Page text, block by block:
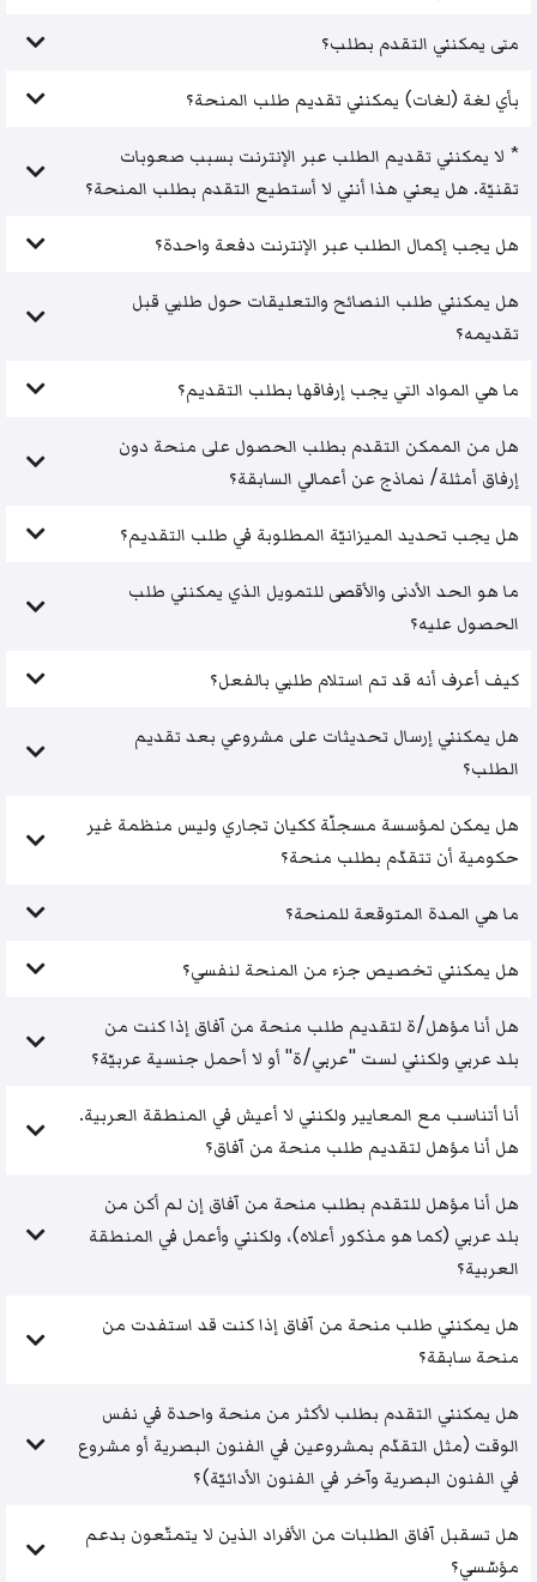
متى يمكنني التقدم بطلب؟
بأي لغة (لغات) يمكنني تقديم طلب المنحة؟
* لا يمكنني تقديم الطلب عبر الإنترنت بسبب صعوبات
تقنيّة. هل يعني هذا أنني لا أستطيع التقدم بطلب المنحة؟
هل يجب إكمال الطلب عبر الإنترنت دفعة واحدة؟
هل يمكنني طلب النصائح والتعليقات حول طلبي قبل
تقديمه؟
ما هي المواد التي يجب إرفاقها بطلب التقديم؟
هل من الممكن التقدم بطلب الحصول على منحة دون
إرفاق أمثلة/ نماذج عن أعمالي السابقة؟
هل يجب تحديد الميزانيّة المطلوبة في طلب التقديم؟
ما هو الحد الأدنى والأقصى للتمويل الذي يمكنني طلب
الحصول عليه؟
كيف أعرف أنه قد تم استلام طلبي بالفعل؟
هل يمكنني إرسال تحديثات على مشروعي بعد تقديم
الطلب؟
هل يمكن لمؤسسة مسجلّة ككيان تجاري وليس منظمة غير
حكومية أن تتقدّم بطلب منحة؟
ما هي المدة المتوقعة للمنحة؟
هل يمكنني تخصيص جزء من المنحة لنفسي؟
هل أنا مؤهل/ة لتقديم طلب منحة من آفاق إذا كنت من
بلد عربي ولكنني لست "عربي/ة" أو لا أحمل جنسية عربيّة؟
أنا أتناسب مع المعايير ولكنني لا أعيش في المنطقة العربية.
هل أنا مؤهل لتقديم طلب منحة من آفاق؟
هل أنا مؤهل للتقدم بطلب منحة من آفاق إن لم أكن من
بلد عربي (كما هو مذكور أعلاه)، ولكنني وأعمل في المنطقة
العربية؟
هل يمكنني طلب منحة من آفاق إذا كنت قد استفدت من
منحة سابقة؟
هل يمكنني التقدم بطلب لأكثر من منحة واحدة في نفس
الوقت (مثل التقدّم بمشروعين في الفنون البصرية أو مشروع
في الفنون البصرية وآخر في الفنون الأدائيّة)؟
هل تسقبل آفاق الطلبات من الأفراد الذين لا يتمتّعون بدعم
مؤسّسي؟